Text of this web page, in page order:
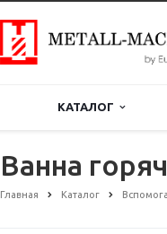
КАТАЛОГ
Ванна
Главная Каталог